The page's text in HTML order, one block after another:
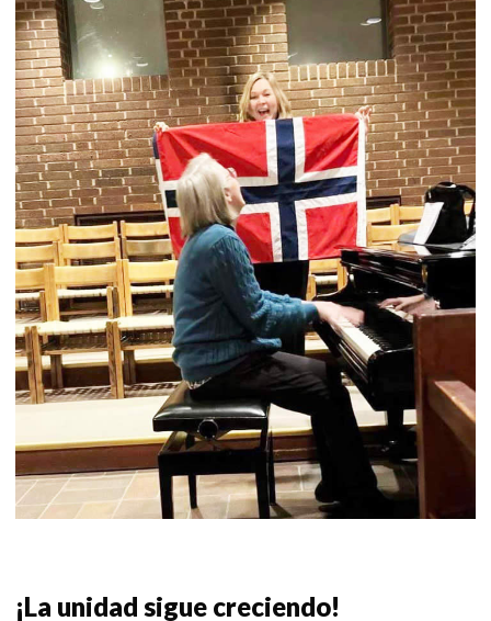
¡La unidad sigue creciendo!